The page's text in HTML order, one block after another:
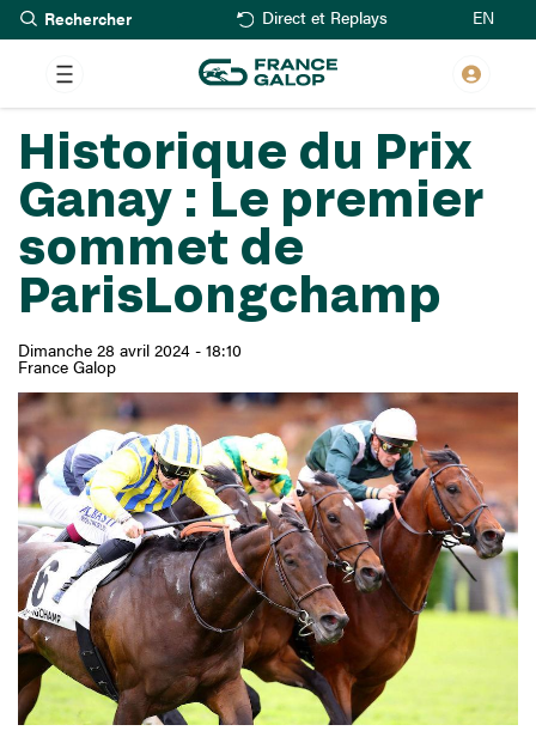
Aller
au
contenu
principal
Rechercher Direct et Replays EN
Historique du Prix
Ganay : Le premier
sommet de
ParisLongchamp
Dimanche 28 avril 2024 - 18:10
France Galop